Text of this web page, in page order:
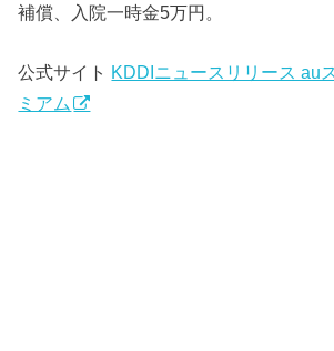
補償、入院一時金5万円。
公式サイト KDDIニュースリリース au
ミアム